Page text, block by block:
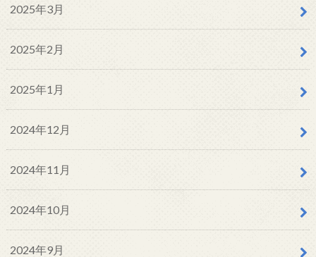
2025年3月
2025年2月
2025年1月
2024年12月
2024年11月
2024年10月
2024年9月